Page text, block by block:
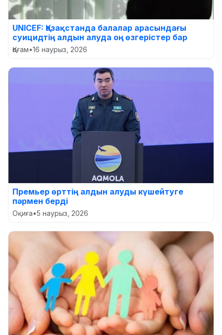
UNICEF: Қазақстанда балалар арасындағы
суицидтің алдын алуда оң өзгерістер бар
Қоғам•16 наурыз, 2026
Премьер өрттің алдын алуды күшейтуге
пәрмен берді
Оқиға•5 наурыз, 2026